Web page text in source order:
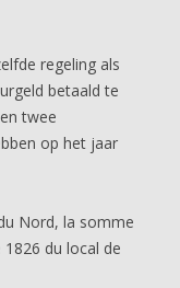
regeling als
betaald te
twee
op het jaar
Nord, la somme
1826 du local de